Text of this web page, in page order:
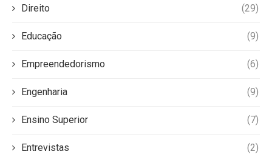
Direito (29)
Educação (9)
Empreendedorismo (6)
Engenharia (9)
Ensino Superior (7)
Entrevistas (2)